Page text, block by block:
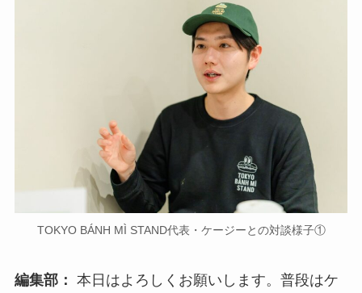
TOKYO BÁNH MÌ STAND代表・ケージーとの対談様子①
編集部： 本日はよろしくお願いします。普段はケ